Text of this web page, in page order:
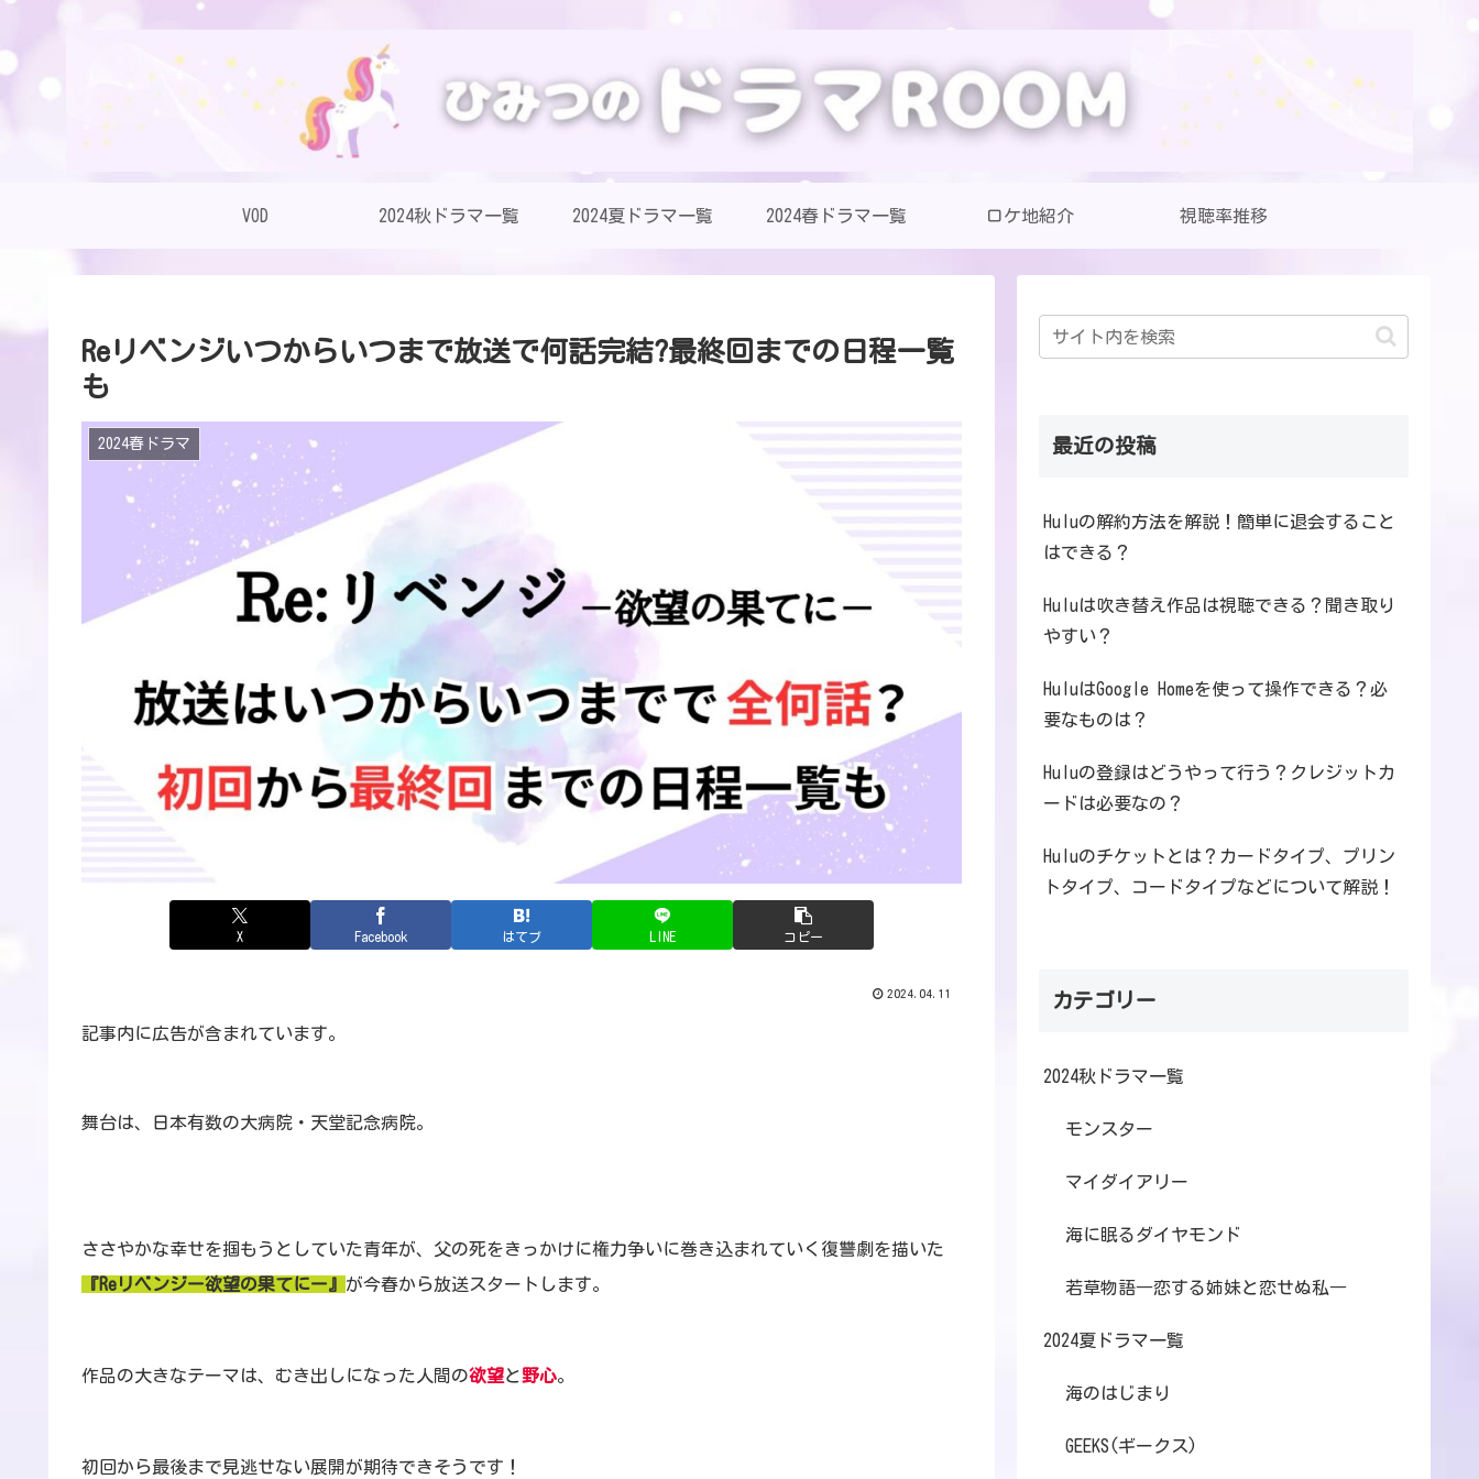
VOD 2024秋ドラマ一覧 2024夏ドラマ一覧 2024春ドラマ一覧 ロケ地紹介 視聴率推移
Reリベンジいつからいつまで放送で何話完結?最終回までの日程一覧
も
2024春ドラマ
X Facebook はてブ LINE コピー
2024.04.11
記事内に広告が含まれています。
舞台は、日本有数の大病院・天堂記念病院。
ささやかな幸せを掴もうとしていた青年が、父の死をきっかけに権力争いに巻き込まれていく復讐劇を描いた
『Reリベンジー欲望の果てにー』 が今春から放送スタートします。
作品の大きなテーマは、むき出しになった人間の欲望と野心。
初回から最後まで見逃せない展開が期待できそうです！
最近の投稿
Huluの解約方法を解説！簡単に退会すること
はできる？
Huluは吹き替え作品は視聴できる？聞き取り
やすい？
HuluはGoogle Homeを使って操作できる？必
要なものは？
Huluの登録はどうやって行う？クレジットカ
ードは必要なの？
Huluのチケットとは？カードタイプ、プリン
トタイプ、コードタイプなどについて解説！
カテゴリー
2024秋ドラマ一覧
モンスター
マイダイアリー
海に眠るダイヤモンド
若草物語―恋する姉妹と恋せぬ私―
2024夏ドラマ一覧
海のはじまり
GEEKS(ギークス)